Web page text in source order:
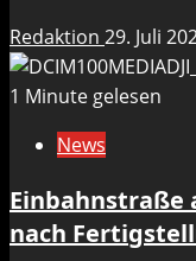
Redaktion 29. Juli
1 Minute gelesen
News
Einbahnstraße
nach